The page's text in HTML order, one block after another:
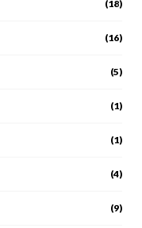
(18)
(16)
(5)
(1)
(1)
(4)
(9)